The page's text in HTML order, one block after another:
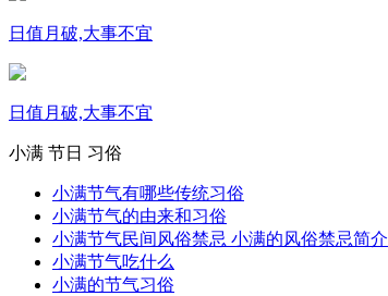
日值月破,大事不宜
日值月破,大事不宜
小满 节日 习俗
小满节气有哪些传统习俗
小满节气的由来和习俗
小满节气民间风俗禁忌 小满的风俗禁忌简介
小满节气吃什么
小满的节气习俗